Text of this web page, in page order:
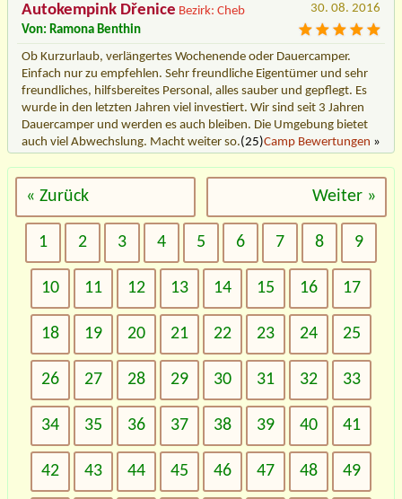
Autokempink Dřenice Bezirk: Cheb
30. 08. 2016
Von: Ramona Benthin
Ob Kurzurlaub, verlängertes Wochenende oder Dauercamper.
Einfach nur zu empfehlen. Sehr freundliche Eigentümer und sehr
freundliches, hilfsbereites Personal, alles sauber und gepflegt. Es
wurde in den letzten Jahren viel investiert. Wir sind seit 3 Jahren
Dauercamper und werden es auch bleiben. Die Umgebung bietet
auch viel Abwechslung. Macht weiter so.(25)Camp Bewertungen »
« Zurück Weiter »
1 2 3 4 5 6 7 8 9
10 11 12 13 14 15 16 17
18 19 20 21 22 23 24 25
26 27 28 29 30 31 32 33
34 35 36 37 38 39 40 41
42 43 44 45 46 47 48 49